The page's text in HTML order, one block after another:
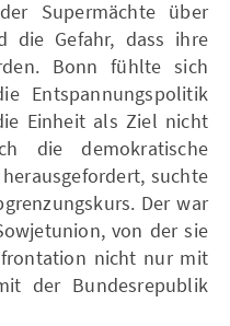
Supermächte über
die Gefahr, dass ihre
Bonn fühlte sich
Entspannungspolitik
Einheit als Ziel nicht
die demokratische
suchte
Der war
von der sie
nicht nur mit
der Bundesrepublik